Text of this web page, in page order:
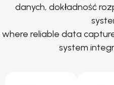
danych, dokładność
where reliable data
system